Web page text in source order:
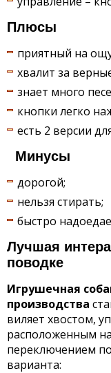
Плюсы
приятный на
хвалит за
знает много
кнопки легко
есть 2 версии
Минусы
дорогой;
нельзя стирать;
быстро
Лучшая
поводке
Игрушечная
производства
виляет хвостом,
расположенным
переключением
варианта: